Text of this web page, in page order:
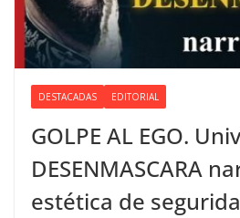
DESTACADAS EDITORIAL
GOLPE AL EGO.
DESENMASCARA
estética de